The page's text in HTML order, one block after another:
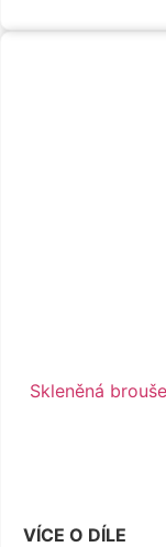
Skleněná
VÍCE O DÍLE